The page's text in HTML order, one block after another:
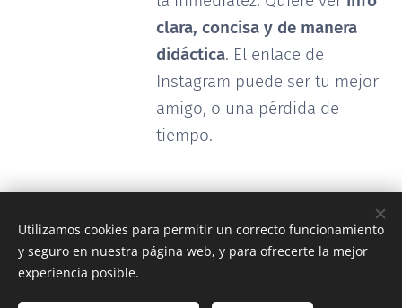
clara, concisa y de manera
didáctica. El enlace de
Instagram puede ser tu mejor
amigo, o una pérdida de
tiempo.
© 2026 Gestiona Tu Estética - Buenos Aires, Argentina
Política de privacidad-Earnings disclaimer-Términos y condiciones
Utilizamos cookies para permitir un correcto funcionamiento
y seguro en nuestra página web, y para ofrecerte la mejor
experiencia posible.